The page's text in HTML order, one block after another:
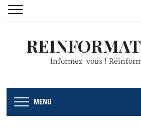
Informez-vous !
MENU